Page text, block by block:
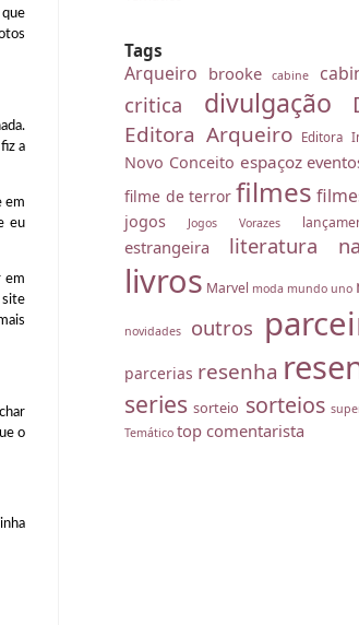
a
em
eu
em
o
Tags
Arqueiro brooke cabine
critica divulgação
Editora Arqueiro Editora
Novo Conceito espaçoz
filme de terror filmes
jogos Jogos Vorazes
estrangeira
literatura
livros Marvel moda mundo uno
novidades outros
parcerias resenha
series sorteio sorteios
Temático top comentarista